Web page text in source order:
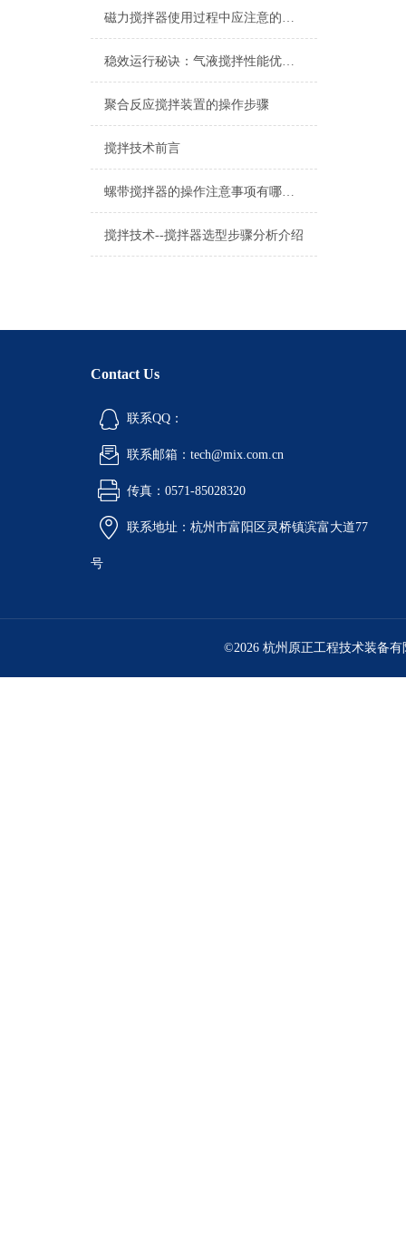
磁力搅拌器使用过程中应注意的几个问题
稳效运行秘诀：气液搅拌性能优势与运维保养手册
聚合反应搅拌装置的操作步骤
搅拌技术前言
螺带搅拌器的操作注意事项有哪些？
搅拌技术--搅拌器选型步骤分析介绍
Contact Us
联系QQ：
联系邮箱：tech@mix.com.cn
传真：0571-85028320
联系地址：杭州市富阳区灵桥镇滨富大道77
号
©2026 杭州原正工程技术装备